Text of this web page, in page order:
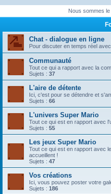
Nous sommes
Chat - dialogue en ligne
Pour discuter en temps réel
Communauté
Tout ce qui a rapport avec la
Sujets : 37
L'aire de détente
Ici, c'est pour se détendre et
Sujets : 66
L'univers Super Mario
Tout ce qui est en rapport avec
Sujets : 55
Les jeux Super Mario
Tout ce qui est en rapport avec
accueillent !
Sujets : 47
Vos créations
Ici, vous pouvez poster votre
Sujets : 186